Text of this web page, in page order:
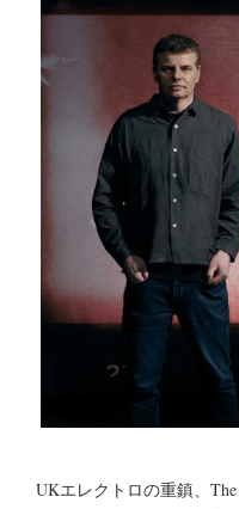
UKエレクトロの重鎮、